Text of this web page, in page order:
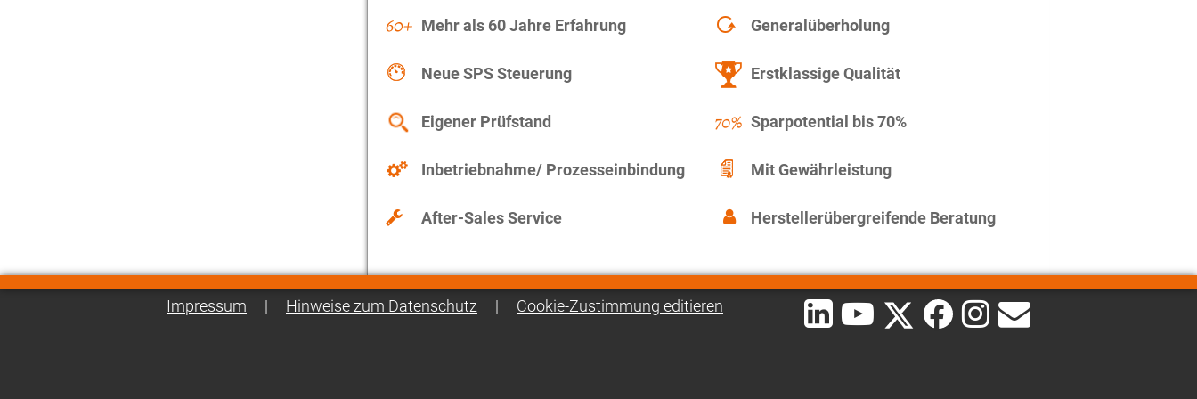
Mehr als 60 Jahre Erfahrung Generalüberholung
Neue SPS Steuerung Erstklassige Qualität
Eigener Prüfstand Sparpotential bis 70%
Inbetriebnahme/ Prozesseinbindung Mit Gewährleistung
After-Sales Service Herstellerübergreifende Beratung
Impressum | Hinweise zum Datenschutz | Cookie-Zustimmung editieren